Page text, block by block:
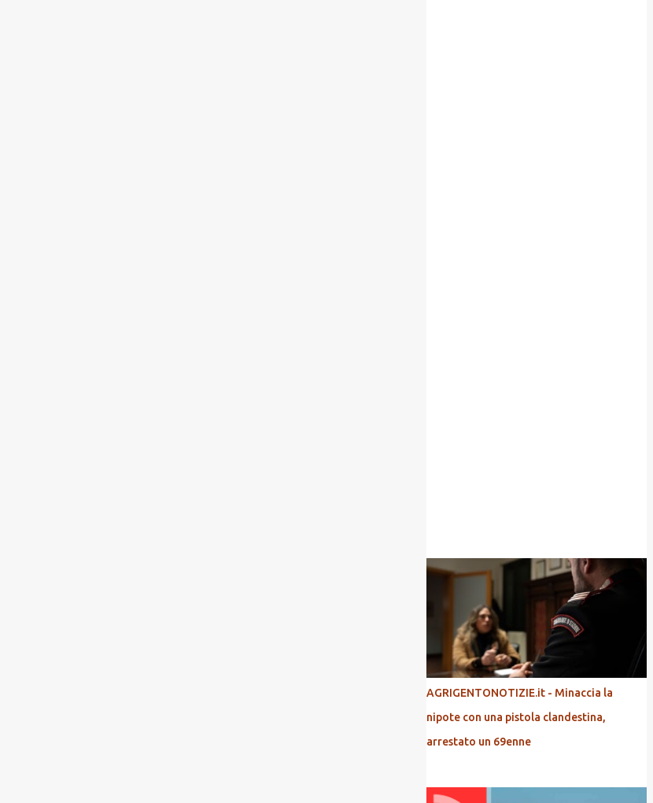
AGRIGENTONOTIZIE.it - Minaccia la
nipote con una pistola clandestina,
arrestato un 69enne